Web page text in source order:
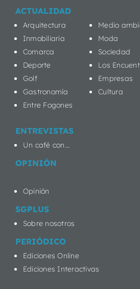
ACTUALIDAD
Arquitectura
Inmobiliaria
Comarca
Deporte
Golf
Gastronomía
Entre Fogones
Medio
Moda
Sociedad
Los
Empresas
Cultura
ENTREVISTAS
Un café con...
OPINIÓN
Opinión
SGPLUS
Sobre nosotros
PERIÓDICO
Ediciones Online
Ediciones Interactivas